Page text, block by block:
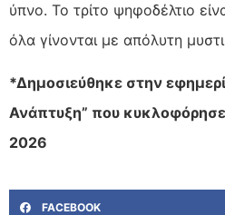
ύπνο. Το τρίτο ψηφοδέλτιο
όλα γίνονται με απόλυτη
*Δημοσιεύθηκε στην
Ανάπτυξη” που κυκλοφόρησε
2026
FACEBOOK